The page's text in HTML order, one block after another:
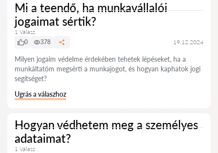
Mi a teendő, ha munkavállalói
jogaimat sértik?
1 Válasz
0
378 19.12.2024
Milyen jogaim védelme érdekében tehetek lépéseket, ha a
munkáltatóm megsérti a munkajogot, és hogyan kaphatok jogi
segítséget?
Ugrás a válaszhoz
Hogyan védhetem meg a személyes
adataimat?
1 Válasz